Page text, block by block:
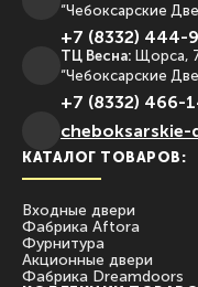
КАТАЛОГ ТОВАРОВ:
Входные двери
Фабрика Aftora
Фурнитура
Акционные двери
Фабрика Dreamdoors
“Чебоксарские
+7 (8332) 444-
ТЦ Весна: Щорса,
“Чебоксарские
+7 (8332) 466-
сheboksarskie-